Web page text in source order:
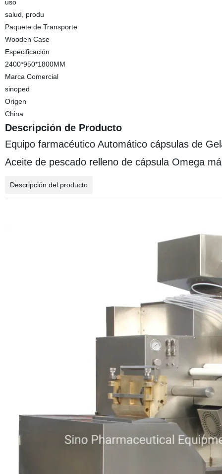
uso
salud, produ
Paquete de Transporte
Wooden Case
Especificación
2400*950*1800MM
Marca Comercial
sinoped
Origen
China
Descripción de Producto
Equipo farmacéutico Automático cápsulas de
Aceite de pescado relleno de cápsula Omega
Descripción del producto